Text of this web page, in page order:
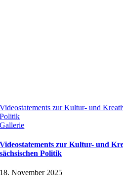
Videostatements zur Kultur- und
Politik
Gallerie
Videostatements zur Kultur- und
sächsischen Politik
18. November 2025